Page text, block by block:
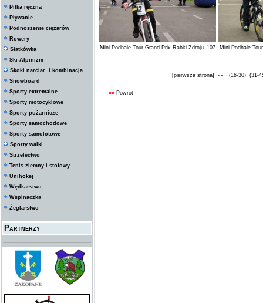
Piłka ręczna
Pływanie
Podnoszenie ciężarów
Rowery
Siatkówka
Ski-Alpinizm
Skoki narciar. i kombinacja
Snowboard
Sporty extremalne
Sporty motocyklowe
Sporty pożarnicze
Sporty samochodowe
Sporty samolotowe
Sporty walki
Strzelectwo
Tenis ziemny i stołowy
Unihokej
Wędkarstwo
Wspinaczka
Żeglarstwo
Partnerzy
Mini Podhale Tour Grand Prix Rabki-Zdroju_107 Mini Podhale
[pierwsza strona] «« (16-30) (31-
«« Powrót